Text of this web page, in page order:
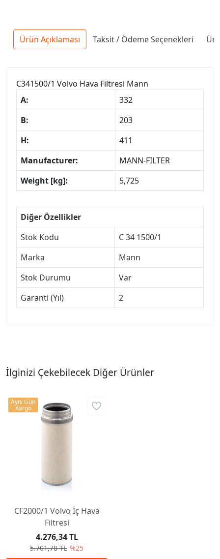
Ürün Açıklaması Taksit / Ödeme Seçenekleri
C341500/1 Volvo Hava Filtresi Mann
A:
332
B:
203
H:
411
Manufacturer:
MANN-FILTER
Weight [kg]:
5,725
Diğer Özellikler
Stok Kodu
C 34 1500/1
Marka
Mann
Stok Durumu
Var
Garanti (Yıl)
2
İlginizi Çekebilecek Diğer Ürünler
CF2000/1 Volvo İç Hava
Filtresi
5.701,78 TL %25
4.276,34 TL
Aynı Gün
Kargo